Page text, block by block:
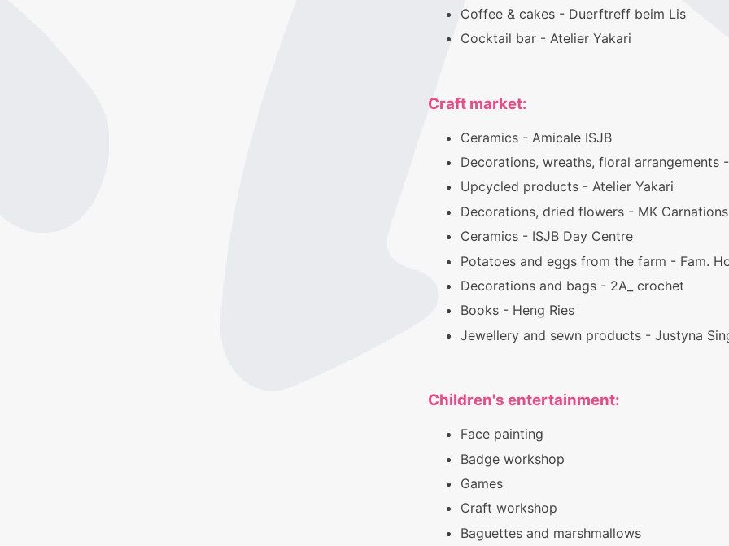
Coffee & cakes - Duerftreff beim Lis
Cocktail bar - Atelier Yakari
Craft market:
Ceramics - Amicale ISJB
Decorations, wreaths, floral arrangements
Upcycled products - Atelier Yakari
Decorations, dried flowers - MK Carnations
Ceramics - ISJB Day Centre
Potatoes and eggs from the farm - Fam.
Decorations and bags - 2A_ crochet
Books - Heng Ries
Jewellery and sewn products - Justyna
Children's entertainment:
Face painting
Badge workshop
Games
Craft workshop
Baguettes and marshmallows